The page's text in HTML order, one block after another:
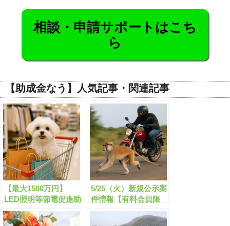
相談・申請サポートはこち
ら
【助成金なう】人気記事・関連記事
【最大1500万円】
LED照明等節電促進助
成金の申請サポートは
こちら！
5/25（火）新規公示案
件情報【有料会員限
定】